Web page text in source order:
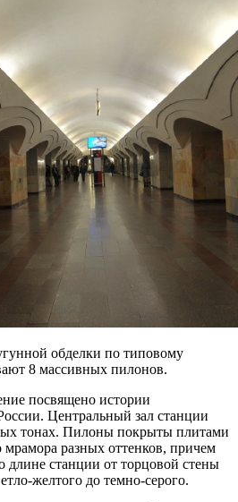
обделки по типовому
8 массивных пилонов.
посвящено истории
Центральный зал станции
тонах. Пилоны покрыты плитами
мрамора разных оттенков, причем
длине станции от торцовой стены
желтого до темно-серого.